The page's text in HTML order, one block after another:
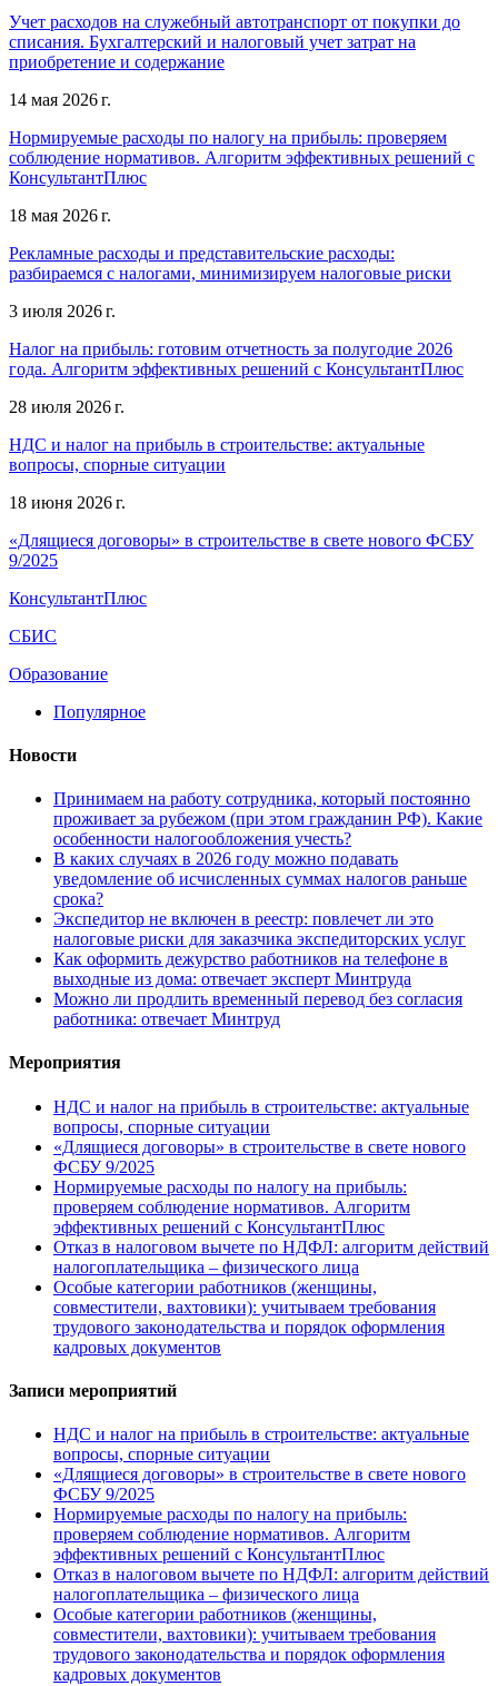
Учет расходов на служебный автотранспорт от покупки до
списания. Бухгалтерский и налоговый учет затрат на
приобретение и содержание
14 мая 2026 г.
Нормируемые расходы по налогу на прибыль: проверяем
соблюдение нормативов. Алгоритм эффективных решений с
КонсультантПлюс
18 мая 2026 г.
Рекламные расходы и представительские расходы:
разбираемся с налогами, минимизируем налоговые риски
3 июля 2026 г.
Налог на прибыль: готовим отчетность за полугодие 2026
года. Алгоритм эффективных решений с КонсультантПлюс
28 июля 2026 г.
НДС и налог на прибыль в строительстве: актуальные
вопросы, спорные ситуации
18 июня 2026 г.
«Длящиеся договоры» в строительстве в свете нового ФСБУ
9/2025
КонсультантПлюс
СБИС
Образование
Популярное
Новости
Принимаем на работу сотрудника, который постоянно
проживает за рубежом (при этом гражданин РФ). Какие
особенности налогообложения учесть?
В каких случаях в 2026 году можно подавать
уведомление об исчисленных суммах налогов раньше
срока?
Экспедитор не включен в реестр: повлечет ли это
налоговые риски для заказчика экспедиторских услуг
Как оформить дежурство работников на телефоне в
выходные из дома: отвечает эксперт Минтруда
Можно ли продлить временный перевод без согласия
работника: отвечает Минтруд
Мероприятия
НДС и налог на прибыль в строительстве: актуальные
вопросы, спорные ситуации
«Длящиеся договоры» в строительстве в свете нового
ФСБУ 9/2025
Нормируемые расходы по налогу на прибыль:
проверяем соблюдение нормативов. Алгоритм
эффективных решений с КонсультантПлюс
Отказ в налоговом вычете по НДФЛ: алгоритм действий
налогоплательщика – физического лица
Особые категории работников (женщины,
совместители, вахтовики): учитываем требования
трудового законодательства и порядок оформления
кадровых документов
Записи мероприятий
НДС и налог на прибыль в строительстве: актуальные
вопросы, спорные ситуации
«Длящиеся договоры» в строительстве в свете нового
ФСБУ 9/2025
Нормируемые расходы по налогу на прибыль:
проверяем соблюдение нормативов. Алгоритм
эффективных решений с КонсультантПлюс
Отказ в налоговом вычете по НДФЛ: алгоритм действий
налогоплательщика – физического лица
Особые категории работников (женщины,
совместители, вахтовики): учитываем требования
трудового законодательства и порядок оформления
кадровых документов